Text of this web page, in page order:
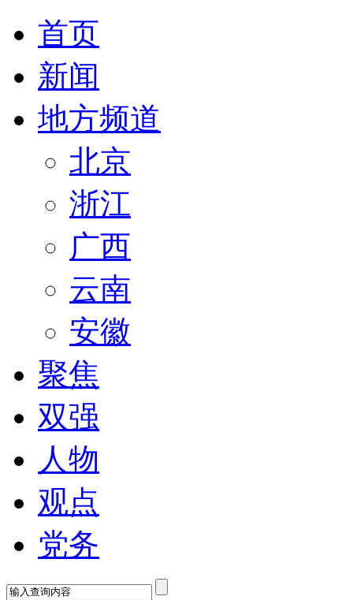
首页
新闻
地方频道
北京
浙江
广西
云南
安徽
聚焦
双强
人物
观点
党务